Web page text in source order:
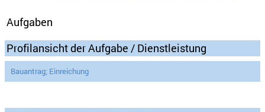
Aufgaben
Profilansicht der Aufgabe / Dienstleistung
Bauantrag; Einreichung